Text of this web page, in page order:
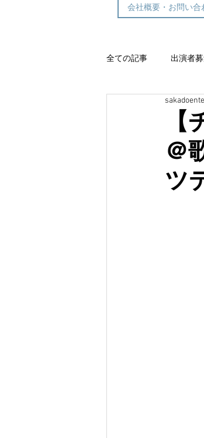
会社概要・お問い合
全ての記事 出演者
グランワルツ
＠
ツ